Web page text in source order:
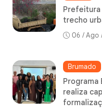
Prefeitura
trecho
06 / Ago
Brumado
Programa
realiza